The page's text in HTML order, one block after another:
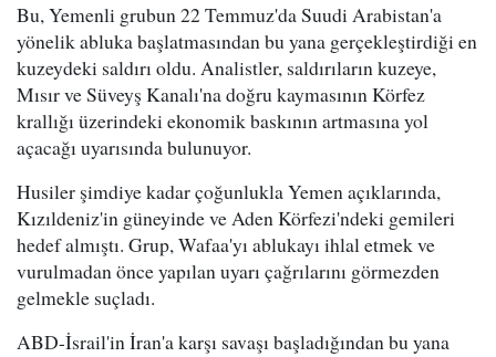
Bu, Yemenli grubun 22 Temmuz'da Suudi Arabistan'a
yönelik abluka başlatmasından bu yana gerçekleştirdiği en
kuzeydeki saldırı oldu. Analistler, saldırıların kuzeye,
Mısır ve Süveyş Kanalı'na doğru kaymasının Körfez
krallığı üzerindeki ekonomik baskının artmasına yol
açacağı uyarısında bulunuyor.
Husiler şimdiye kadar çoğunlukla Yemen açıklarında,
Kızıldeniz'in güneyinde ve Aden Körfezi'ndeki gemileri
hedef almıştı. Grup, Wafaa'yı ablukayı ihlal etmek ve
vurulmadan önce yapılan uyarı çağrılarını görmezden
gelmekle suçladı.
ABD-İsrail'in İran'a karşı savaşı başladığından bu yana